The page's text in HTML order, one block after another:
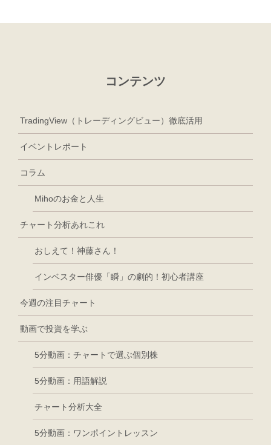
コンテンツ
TradingView（トレーディングビュー）徹底活用
イベントレポート
コラム
Mihoのお金と人生
チャート分析あれこれ
おしえて！神藤さん！
インベスター俳優「瞬」の劇的！初心者講座
今週の注目チャート
動画で投資を学ぶ
5分動画：チャートで選ぶ個別株
5分動画：用語解説
チャート分析大全
5分動画：ワンポイントレッスン